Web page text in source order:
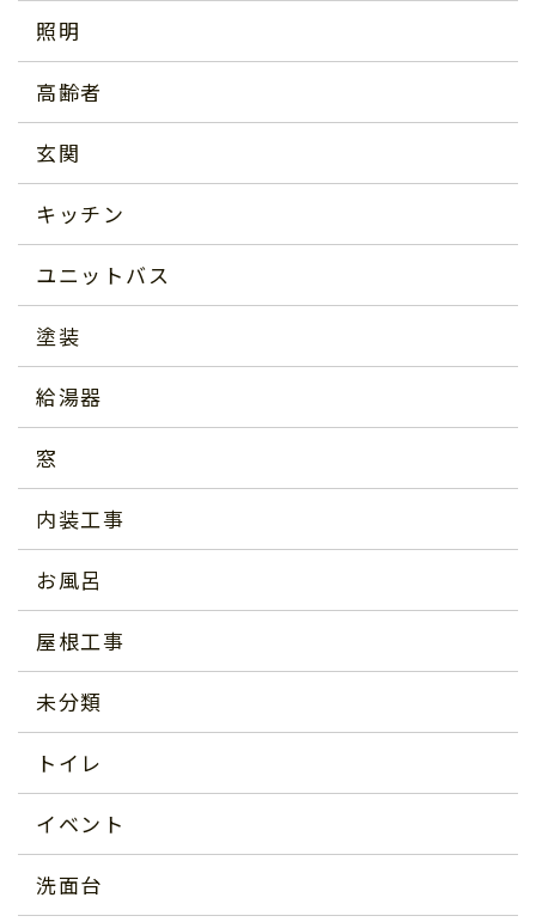
照明
高齢者
玄関
キッチン
ユニットバス
塗装
給湯器
窓
内装工事
お風呂
屋根工事
未分類
トイレ
イベント
洗面台